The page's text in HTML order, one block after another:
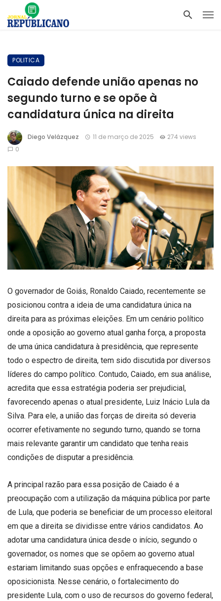
POLITICA
Caiado defende união apenas no
segundo turno e se opõe à
candidatura única na direita
Diego Velázquez 11 de março de 2025
274 views
0
O governador de Goiás, Ronaldo Caiado, recentemente se
posicionou contra a ideia de uma candidatura única na
direita para as próximas eleições. Em um cenário político
onde a oposição ao governo atual ganha força, a proposta
de uma única candidatura à presidência, que represente
todo o espectro de direita, tem sido discutida por diversos
líderes do campo político. Contudo, Caiado, em sua análise,
acredita que essa estratégia poderia ser prejudicial,
favorecendo apenas o atual presidente, Luiz Inácio Lula da
Silva. Para ele, a união das forças de direita só deveria
ocorrer efetivamente no segundo turno, quando se torna
mais relevante garantir um candidato que tenha reais
condições de disputar a presidência.
A principal razão para essa posição de Caiado é a
preocupação com a utilização da máquina pública por parte
de Lula, que poderia se beneficiar de um processo eleitoral
em que a direita se dividisse entre vários candidatos. Ao
adotar uma candidatura única desde o início, segundo o
governador, os nomes que se opõem ao governo atual
estariam limitando suas opções e enfraquecendo a base
oposicionista. Nesse cenário, o fortalecimento do
presidente Lula, com o uso de recursos do governo federal,